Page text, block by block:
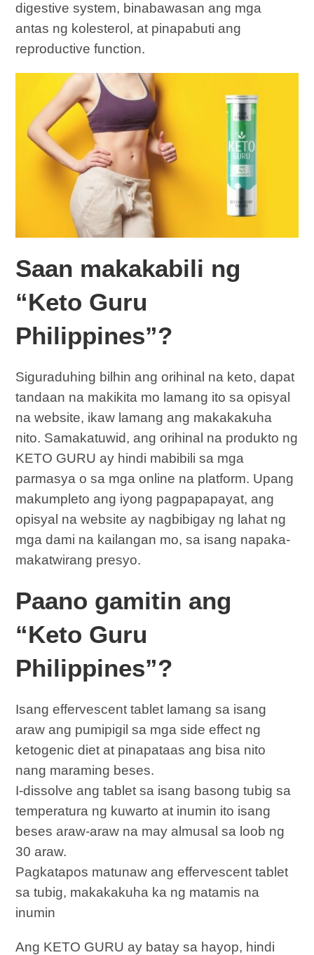
digestive system, binabawasan ang mga
antas ng kolesterol, at pinapabuti ang
reproductive function.
Saan makakabili ng
“Keto Guru
Philippines”?
Siguraduhing bilhin ang orihinal na keto, dapat
tandaan na makikita mo lamang ito sa opisyal
na website, ikaw lamang ang makakakuha
nito. Samakatuwid, ang orihinal na produkto ng
KETO GURU ay hindi mabibili sa mga
parmasya o sa mga online na platform. Upang
makumpleto ang iyong pagpapapayat, ang
opisyal na website ay nagbibigay ng lahat ng
mga dami na kailangan mo, sa isang napaka-
makatwirang presyo.
Paano gamitin ang
“Keto Guru
Philippines”?
Isang effervescent tablet lamang sa isang
araw ang pumipigil sa mga side effect ng
ketogenic diet at pinapataas ang bisa nito
nang maraming beses.
I-dissolve ang tablet sa isang basong tubig sa
temperatura ng kuwarto at inumin ito isang
beses araw-araw na may almusal sa loob ng
30 araw.
Pagkatapos matunaw ang effervescent tablet
sa tubig, makakakuha ka ng matamis na
inumin
Ang KETO GURU ay batay sa hayop, hindi